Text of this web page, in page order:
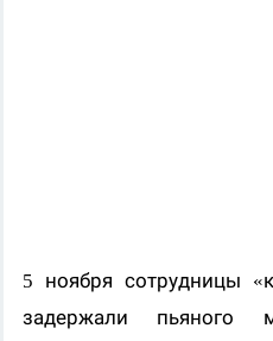
5 ноября сотрудницы
задержали пьяного